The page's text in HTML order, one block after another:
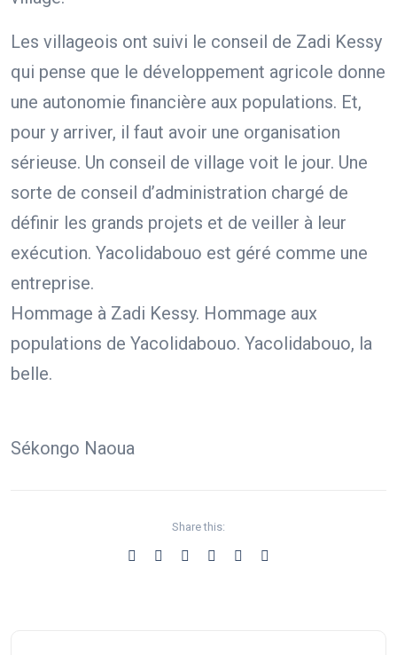
Les villageois ont suivi le conseil de Zadi Kessy
qui pense que le développement agricole donne
une autonomie financière aux populations. Et,
pour y arriver, il faut avoir une organisation
sérieuse. Un conseil de village voit le jour. Une
sorte de conseil d’administration chargé de
définir les grands projets et de veiller à leur
exécution. Yacolidabouo est géré comme une
entreprise.
Hommage à Zadi Kessy. Hommage aux
populations de Yacolidabouo. Yacolidabouo, la
belle.
Sékongo Naoua
Share this: